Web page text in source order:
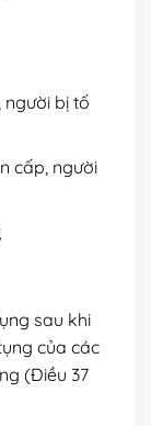
người bị tố
cấp, người
sau khi
của các
(Điều 37